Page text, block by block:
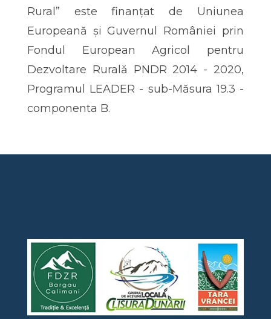
Rural” este finanțat de Uniunea
Europeană și Guvernul României prin
Fondul European Agricol pentru
Dezvoltare Rurală PNDR 2014 - 2020,
Programul LEADER - sub-Măsura 19.3 -
componenta B.